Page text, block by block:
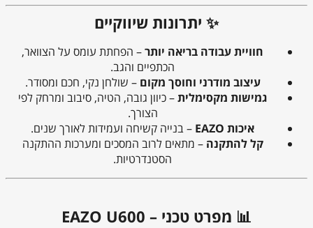
✨ יתרונות שיווקיים
חוויית עבודה בריאה יותר– הפחתת עומס על הצוואר,
הכתפיים והגב.
עיצוב מודרני וחוסך מקום – שולחן נקי, חכם ומסודר.
גמישות מקסימלית– כיוון גובה, הטיה, סיבוב ומרחק לפי
הצורך.
איכות EAZO
– בנייה קשיחה ועמידות לאורך שנים.
קל להתקנה – מתאים לרוב המסכים ומערכות ההתקנה
הסטנדרטיות.
📊 מפרט טכני – EAZO U600